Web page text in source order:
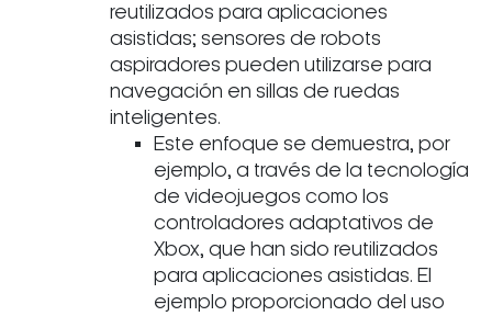
reutilizados para aplicaciones
asistidas; sensores de robots
aspiradores pueden utilizarse para
navegación en sillas de ruedas
inteligentes.
Este enfoque se demuestra, por
ejemplo, a través de la tecnología
de videojuegos como los
controladores adaptativos de
Xbox, que han sido reutilizados
para aplicaciones asistidas. El
ejemplo proporcionado del uso